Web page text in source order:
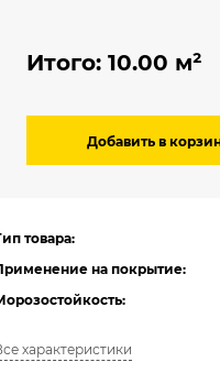
Итого: 10.00 м²
Добавить в
товара:
на покрытие:
характеристики